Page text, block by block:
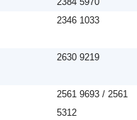
2346 1033
2630 9219
2561 9693 / 2561
5312